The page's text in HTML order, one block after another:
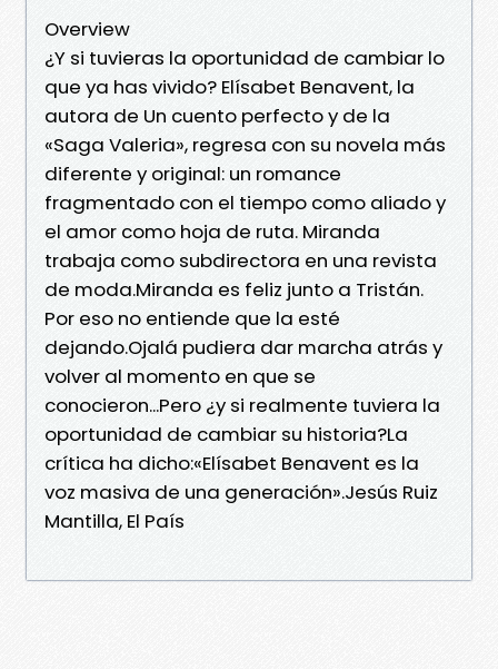
Overview
¿Y si tuvieras la oportunidad de cambiar lo
que ya has vivido? Elísabet Benavent, la
autora de Un cuento perfecto y de la
«Saga Valeria», regresa con su novela más
diferente y original: un romance
fragmentado con el tiempo como aliado y
el amor como hoja de ruta. Miranda
trabaja como subdirectora en una revista
de moda.Miranda es feliz junto a Tristán.
Por eso no entiende que la esté
dejando.Ojalá pudiera dar marcha atrás y
volver al momento en que se
conocieron...Pero ¿y si realmente tuviera la
oportunidad de cambiar su historia?La
crítica ha dicho:«Elísabet Benavent es la
voz masiva de una generación».Jesús Ruiz
Mantilla, El País